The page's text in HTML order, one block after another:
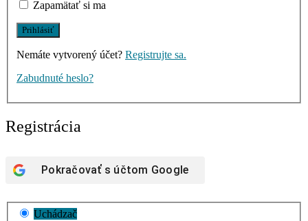
Zapamätať si ma
Nemáte vytvorený účet? Registrujte sa.
Zabudnuté heslo?
Registrácia
Pokračovať s účtom Google
Uchádzač